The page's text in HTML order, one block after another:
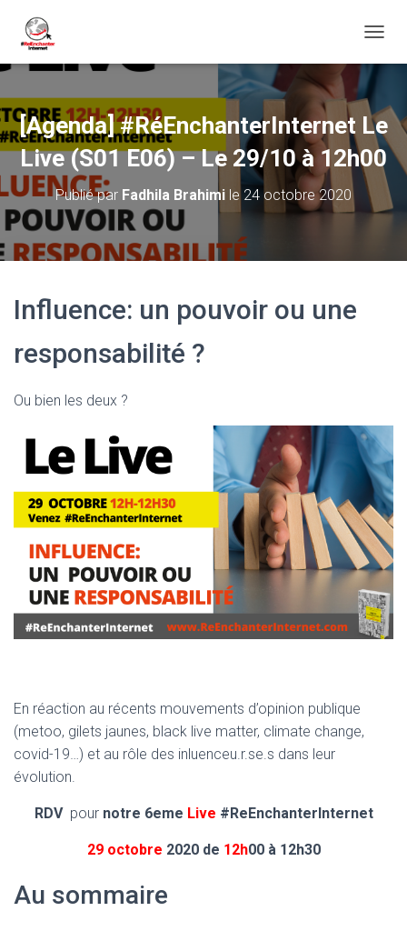
É
I
E
R
L
[Agenda] #RéEnchanterInternet Le
Live (S01 E06) – Le 29/10 à 12h00
Publié par Fadhila Brahimi le 24 octobre 2020
Influence: un pouvoir ou une
responsabilité ?
Ou bien les deux ?
En réaction au récents mouvements d’opinion publique
(metoo, gilets jaunes, black live matter, climate change,
covid-19…) et au rôle des inluenceu.r.se.s dans leur
évolution.
RDV pour notre 6eme Live #ReEnchanterInternet
29 octobre 2020 de 12h00 à 12h30
Au sommaire